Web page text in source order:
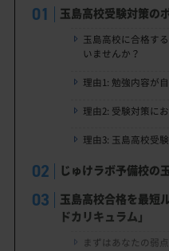
玉島高校受験対策の
玉島高校に合格す
いませんか？
理由1: 勉強内容が
理由2: 受験対策に
理由3: 玉島高校受
じゅけラボ予備校
玉島高校合格を最短
ドカリキュラム」
まずはあなたの弱